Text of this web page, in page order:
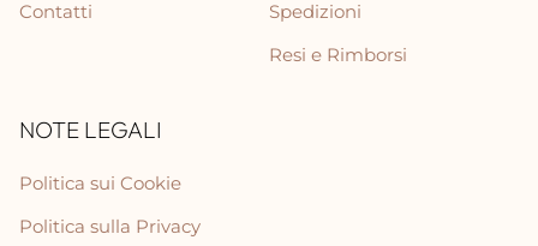
Contatti
Spedizioni
Resi e Rimborsi
NOTE LEGALI
Politica sui Cookie
Politica sulla Privacy